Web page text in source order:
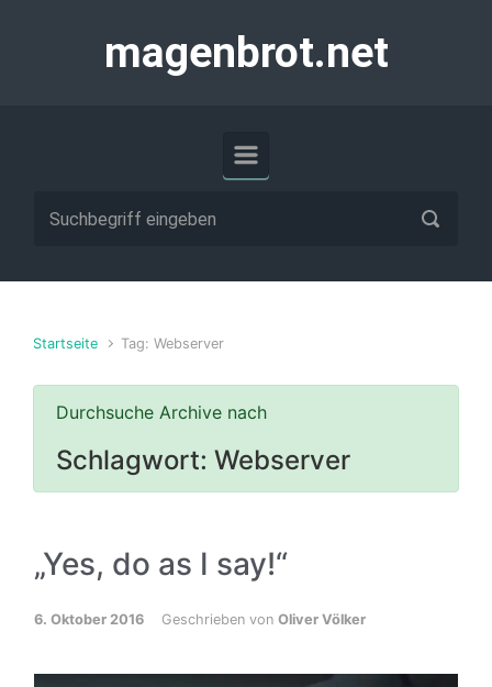
magenbrot.net
Startseite Tag: Webserver
Durchsuche Archive nach
Schlagwort: Webserver
„Yes, do as I say!“
6. Oktober 2016 Geschrieben von Oliver Völker